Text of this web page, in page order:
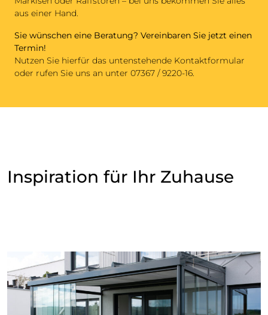
aus einer Hand.
Sie wünschen eine Beratung? Vereinbaren Sie jetzt einen
Termin!
Nutzen Sie hierfür das untenstehende Kontaktformular
oder rufen Sie uns an unter 07367 / 9220-16.
Inspiration für Ihr Zuhause